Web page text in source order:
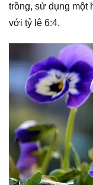
trồng, sử dụng một
với tỷ lệ 6:4.